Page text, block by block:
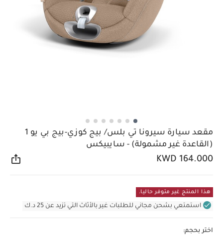
مقعد سيارة سيرونا تي بلس/ بيج كوزي-بيج بي يو 1
(القاعدة غير مشمولة) - سايبيكس
KWD 164.000
هذا المنتج غير متوفر حاليا.
استمتعي بشحن مجاني للطلبات غير بالأثاث التي تزيد عن 25 د.ك
اختر بحجم: